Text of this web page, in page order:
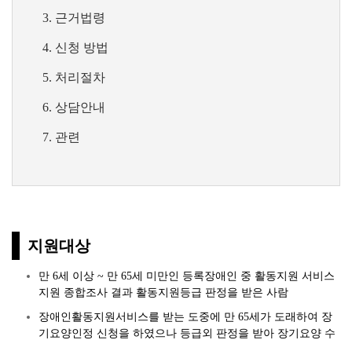
근거법령
신청 방법
처리절차
상담안내
관련
지원대상
만 6세 이상 ~ 만 65세 미만인 등록장애인 중 활동지원 서비스
지원 종합조사 결과 활동지원등급 판정을 받은 사람
장애인활동지원서비스를 받는 도중에 만 65세가 도래하여 장
기요양인정 신청을 하였으나 등급외 판정을 받아 장기요양 수